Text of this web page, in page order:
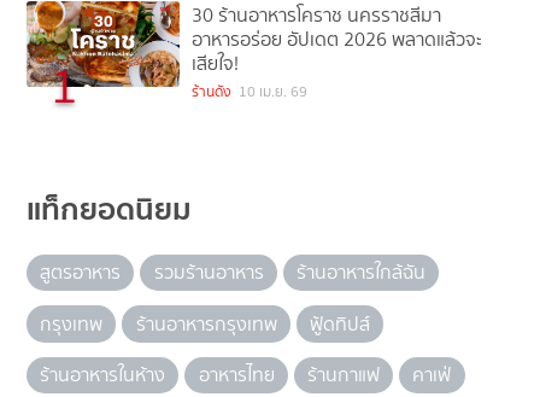
1
30 ร้านอาหารโคราช นครราชสีมา
อาหารอร่อย อัปเดต 2026 พลาดแล้วจะ
เสียใจ!
ร้านดัง 10 เม.ย. 69
แท็กยอดนิยม
สูตรอาหาร รวมร้านอาหาร
ร้านอาหารใกล้ฉัน
กรุงเทพ
ร้านอาหารกรุงเทพ
ฟู้ดทิปส์
ร้านอาหารในห้าง
อาหารไทย ร้านกาแฟ คาเฟ่